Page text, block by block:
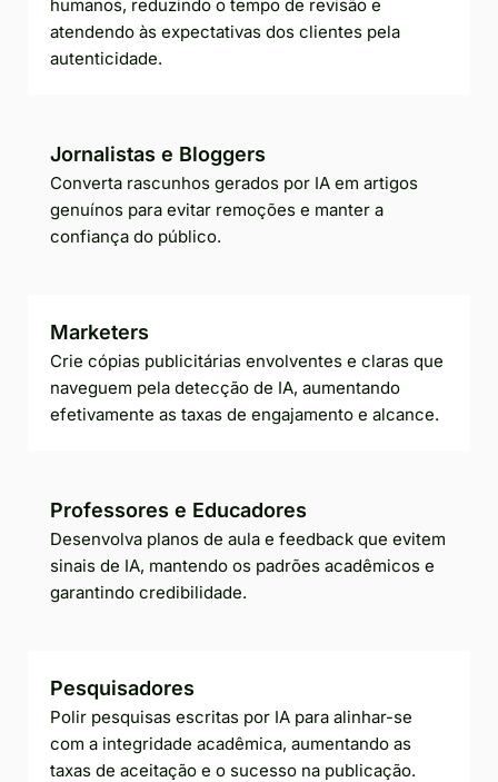
humanos, reduzindo o tempo de revisão e
atendendo às expectativas dos clientes pela
autenticidade.
Jornalistas e Bloggers
Converta rascunhos gerados por IA em artigos
genuínos para evitar remoções e manter a
confiança do público.
Marketers
Crie cópias publicitárias envolventes e claras que
naveguem pela detecção de IA, aumentando
efetivamente as taxas de engajamento e alcance.
Professores e Educadores
Desenvolva planos de aula e feedback que evitem
sinais de IA, mantendo os padrões acadêmicos e
garantindo credibilidade.
Pesquisadores
Polir pesquisas escritas por IA para alinhar-se
com a integridade acadêmica, aumentando as
taxas de aceitação e o sucesso na publicação.